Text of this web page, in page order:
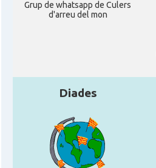
Grup de whatsapp de Culers
d'arreu del mon
Diades